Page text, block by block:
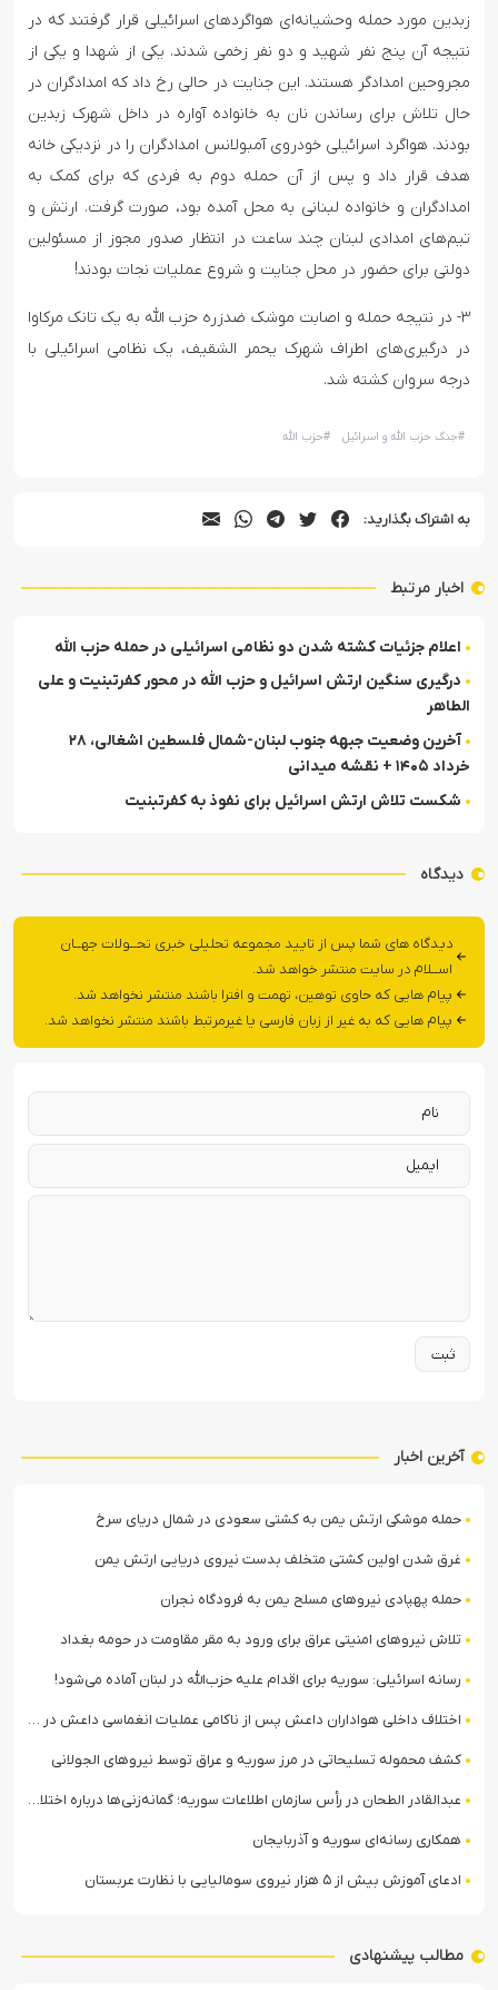
زبدین مورد حمله وحشیانه‌ای هواگردهای اسرائیلی قرار گرفتند که در
نتیجه آن پنج نفر شهید و دو نفر زخمی شدند. یکی از شهدا و یکی از
مجروحین امدادگر هستند. این جنایت در حالی رخ داد که امدادگران در
حال تلاش برای رساندن نان به خانواده آواره در داخل شهرک زبدین
بودند. هواگرد اسرائیلی خودروی آمبولانس امدادگران را در نزدیکی خانه
هدف قرار داد و پس از آن حمله دوم به فردی که برای کمک به
امدادگران و خانواده لبنانی به محل آمده بود، صورت گرفت. ارتش و
تیم‌های امدادی لبنان چند ساعت در انتظار صدور مجوز از مسئولین
دولتی برای حضور در محل جنایت و شروع عملیات نجات بودند!
۳- در نتیجه حمله و اصابت موشک ضدزره حزب الله به یک تانک مرکاوا
در درگیری‌های اطراف شهرک یحمر الشقیف، یک نظامی اسرائیلی با
درجه سروان کشته شد.
#جنگ حزب الله و اسرائیل #حزب الله
به اشتراک بگذارید:
اخبار مرتبط
اعلام جزئیات کشته شدن دو نظامی اسرائیلی در حمله حزب الله
درگیری سنگین ارتش اسرائیل و حزب الله در محور کفرتبنیت و علی
الطاهر
آخرین وضعیت جبهه جنوب لبنان-شمال فلسطین اشغالی، ۲۸
خرداد ۱۴۰۵ + نقشه میدانی
شکست تلاش ارتش اسرائیل برای نفوذ به کفرتبنیت
دیدگاه
دیدگاه های شما پس از تایید مجموعه تحلیلی خبری تحــولات جهــان
اســلام در سایت منتشر خواهد شد.
پیام هایی که حاوی توهین، تهمت و افترا باشند منتشر نخواهد شد.
پیام هایی که به غیر از زبان فارسی یا غیرمرتبط باشند منتشر نخواهد شد.
آخرین اخبار
حمله موشکی ارتش یمن به کشتی سعودی در شمال دریای سرخ
غرق شدن اولین کشتی متخلف بدست نیروی دریایی ارتش یمن
حمله پهپادی نیروهای مسلح یمن به فرودگاه نجران
تلاش نیروهای امنیتی عراق برای ورود به مقر مقاومت در حومه بغداد
رسانه اسرائیلی: سوریه برای اقدام علیه حزب‌الله در لبنان آماده می‌شود!
اختلاف داخلی هواداران داعش پس از ناکامی عملیات انغماسی داعش در رقه
کشف محموله تسلیحاتی در مرز سوریه و عراق توسط نیروهای الجولانی
عبدالقادر الطحان در رأس سازمان اطلاعات سوریه؛ گمانه‌زنی‌ها درباره اختلافات در ساختار امنیتی
همکاری رسانه‌ای سوریه و آذربایجان
ادعای آموزش بیش از ۵ هزار نیروی سومالیایی با نظارت عربستان
مطالب پیشنهادی